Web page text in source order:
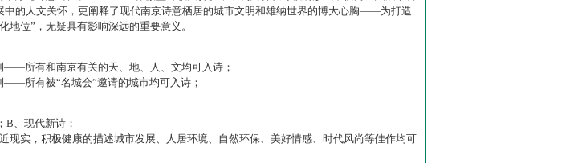
中的人文关怀，更阐释了现代南京诗意栖居的城市文明和雄纳世界的博大心胸——为打造
地位”，无疑具有影响深远的重要意义。
——所有和南京有关的天、地、人、文均可入诗；
——所有被“名城会”邀请的城市均可入诗；
、现代新诗；
现实，积极健康的描述城市发展、人居环境、自然环保、美好情感、时代风尚等佳作均可